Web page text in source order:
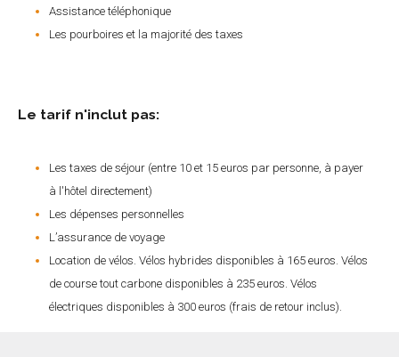
Assistance téléphonique
Les pourboires et la majorité des taxes
Le tarif n'inclut pas:
Les taxes de séjour (entre 10 et 15 euros par personne, à payer
à l'hôtel directement)
Les dépenses personnelles
L’assurance de voyage
Location de vélos. Vélos hybrides disponibles à 165 euros. Vélos
de course tout carbone disponibles à 235 euros. Vélos
électriques disponibles à 300 euros (frais de retour inclus).